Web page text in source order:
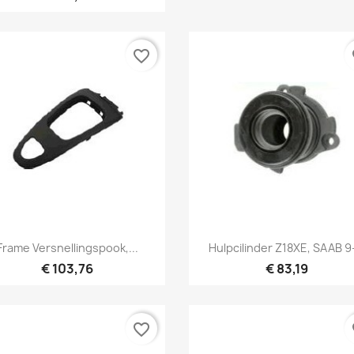
Snel bekijken
Versnellingspook,...
€ 103,76
favorite_border
Snel bekijken
Hulpcilinder Z18XE, SAAB
€ 83,19
favorite_border